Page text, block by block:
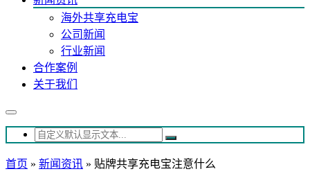
海外共享充电宝
公司新闻
行业新闻
合作案例
关于我们
首页 » 新闻资讯 » 贴牌共享充电宝注意什么